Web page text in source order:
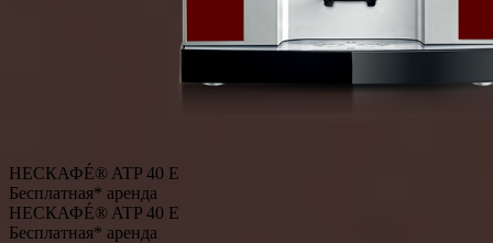
НЕСКАФÉ® ATP 40 E
Бесплатная* аренда
НЕСКАФÉ® ATP 40 E
Бесплатная* аренда